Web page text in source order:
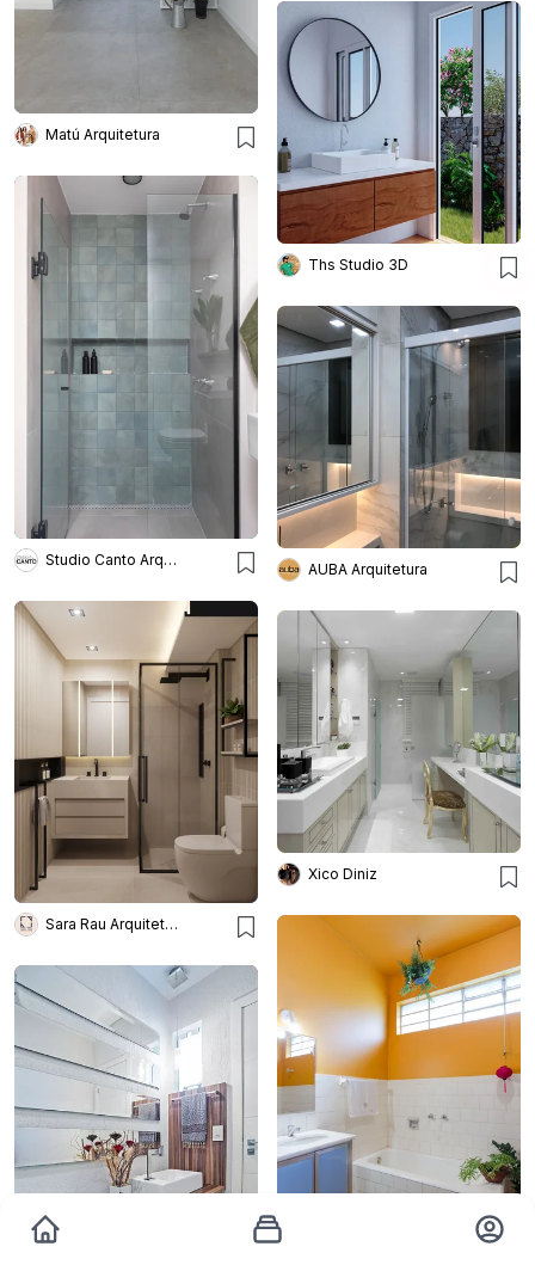
Matú Arquitetura
Ths Studio 3D
Studio Canto Arquitetura
AUBA Arquitetura
Sara Rau Arquitetura
Xico Diniz